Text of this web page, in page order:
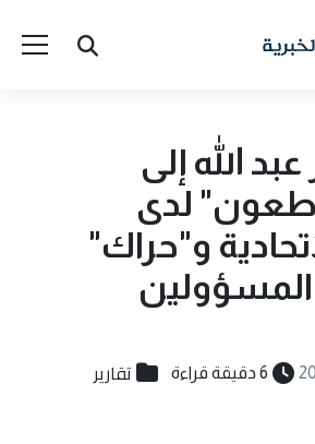
الله إلى
لدى
و"حراك"
6 دقيقة قراءة تقارير